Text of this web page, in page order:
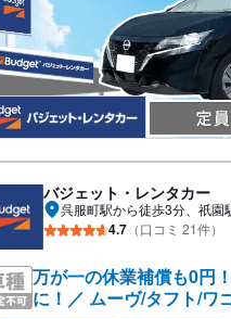
バジェット・レンタカー
呉服町駅から徒歩3分、祇園
4.7 （口コミ 21件）
万が一の休業補償も0円
に！／ ムーヴ/タフト/ワ